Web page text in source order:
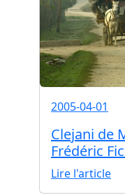
2005-04-01
Clejani de
Frédéric
Lire l'article